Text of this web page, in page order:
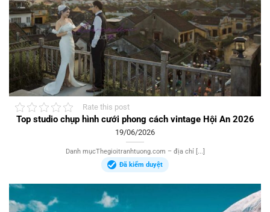
Rate this post
Top studio chụp hình cưới phong cách vintage Hội An 2026
19/06/2026
Danh mụcThegioitranhtuong.com – địa chỉ [...]
Đã kiểm duyệt